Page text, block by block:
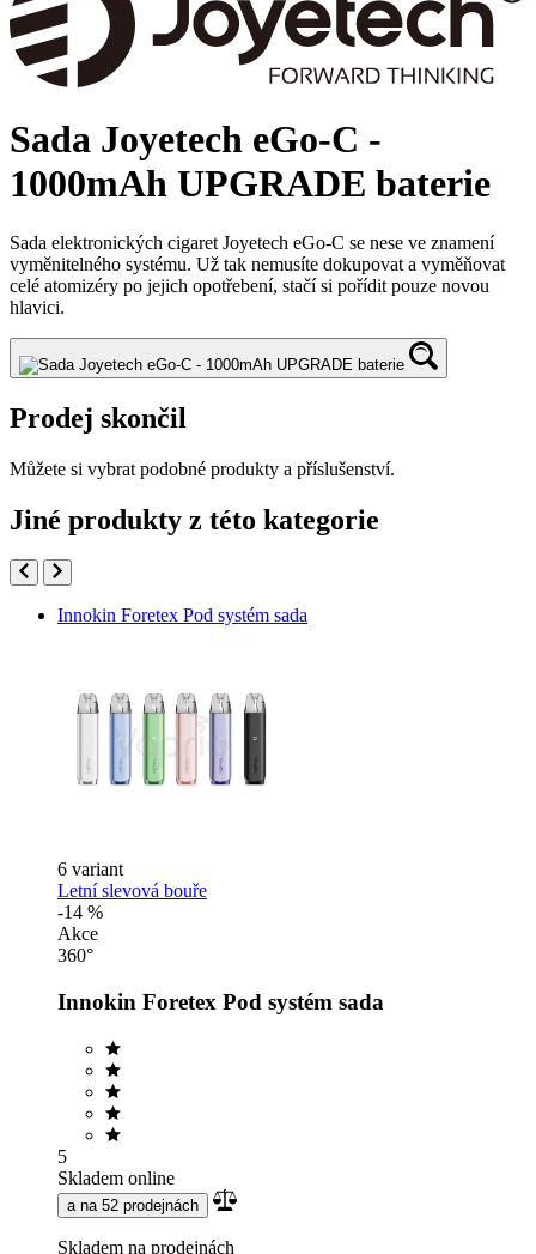
Sada Joyetech eGo-C -
1000mAh UPGRADE baterie
Sada elektronických cigaret Joyetech eGo-C se nese ve znamení
vyměnitelného systému. Už tak nemusíte dokupovat a vyměňovat
celé atomizéry po jejich opotřebení, stačí si pořídit pouze novou
hlavici.
Prodej skončil
Můžete si vybrat podobné produkty a příslušenství.
Jiné produkty z této kategorie
Innokin Foretex Pod systém sada
6 variant
Letní slevová bouře
-14 %
Akce
360°
Innokin Foretex Pod systém sada
5
Skladem online
a na 52 prodejnách
Skladem na prodejnách